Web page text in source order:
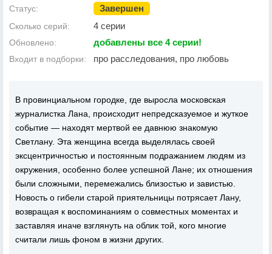
Статус: Завершен
Сколько серий: 4 серии
Обновлено: добавлены все 4 серии!
Входит в подборки: про расследования, про любовь
В провинциальном городке, где выросла московская
журналистка Лана, происходит непредсказуемое и жуткое
событие — находят мертвой ее давнюю знакомую
Светлану. Эта женщина всегда выделялась своей
эксцентричностью и постоянным подражанием людям из
окружения, особенно более успешной Лане; их отношения
были сложными, перемежались близостью и завистью.
Новость о гибели старой приятельницы потрясает Лану,
возвращая к воспоминаниям о совместных моментах и
заставляя иначе взглянуть на облик той, кого многие
считали лишь фоном в жизни других.